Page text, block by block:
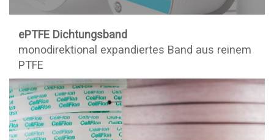
ePTFE Dichtungsband
monodirektional expandiertes Band aus reinem
PTFE